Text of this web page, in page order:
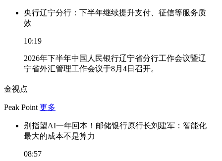
央行辽宁分行：下半年继续提升支付、征信等服务质
效
10:19
2026年下半年中国人民银行辽宁省分行工作会议暨辽
宁省外汇管理工作会议于8月4日召开。
金视点
Peak Point 更多
别指望AI一年回本！邮储银行原行长刘建军：智能化
最大的成本不是算力
08:57